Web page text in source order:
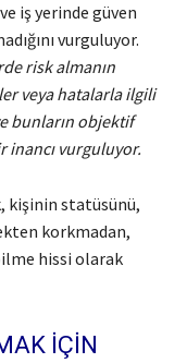
iş yerinde güven
vurguluyor.
risk almanın
veya hatalarla ilgili
bunların objektif
vurguluyor.
kişinin statüsünü,
korkmadan,
hissi olarak
İÇİN